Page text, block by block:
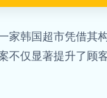
韩国超市凭借其
仅显著提升了顾